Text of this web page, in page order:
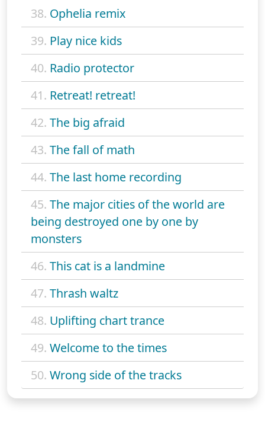
38. Ophelia remix
39. Play nice kids
40. Radio protector
41. Retreat! retreat!
42. The big afraid
43. The fall of math
44. The last home recording
45. The major cities of the world are
being destroyed one by one by
monsters
46. This cat is a landmine
47. Thrash waltz
48. Uplifting chart trance
49. Welcome to the times
50. Wrong side of the tracks